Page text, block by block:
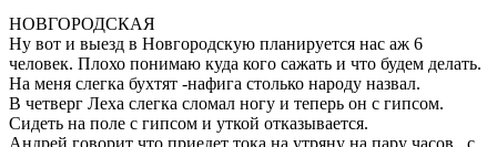
НОВГОРОДСКАЯ
Ну вот и выезд в Новгородскую планируется нас аж 6
человек. Плохо понимаю куда кого сажать и что будем делать.
На меня слегка бухтят -нафига столько народу назвал.
В четверг Леха слегка сломал ногу и теперь он с гипсом.
Сидеть на поле с гипсом и уткой отказывается.
Андрей говорит что приедет тока на утряну на пару часов., с